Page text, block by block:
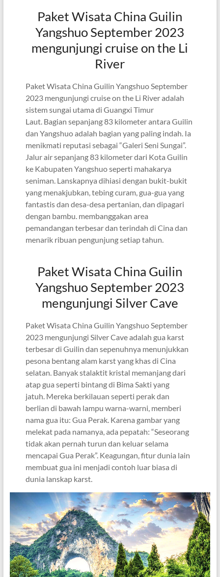
Paket Wisata China Guilin
Yangshuo September 2023
mengunjungi cruise on the Li
River
Paket Wisata China Guilin Yangshuo September
2023 mengunjungi cruise on the Li River adalah
sistem sungai utama di Guangxi Timur
Laut. Bagian sepanjang 83 kilometer antara Guilin
dan Yangshuo adalah bagian yang paling indah. Ia
menikmati reputasi sebagai “Galeri Seni Sungai”.
Jalur air sepanjang 83 kilometer dari Kota Guilin
ke Kabupaten Yangshuo seperti mahakarya
seniman. Lanskapnya dihiasi dengan bukit-bukit
yang menakjubkan, tebing curam, gua-gua yang
fantastis dan desa-desa pertanian, dan dipagari
dengan bambu. membanggakan area
pemandangan terbesar dan terindah di Cina dan
menarik ribuan pengunjung setiap tahun.
Paket Wisata China Guilin
Yangshuo September 2023
mengunjungi Silver Cave
Paket Wisata China Guilin Yangshuo September
2023 mengunjungi Silver Cave adalah gua karst
terbesar di Guilin dan sepenuhnya menunjukkan
pesona bentang alam karst yang khas di Cina
selatan. Banyak stalaktit kristal memanjang dari
atap gua seperti bintang di Bima Sakti yang
jatuh. Mereka berkilauan seperti perak dan
berlian di bawah lampu warna-warni, memberi
nama gua itu: Gua Perak. Karena gambar yang
melekat pada namanya, ada pepatah: “Seseorang
tidak akan pernah turun dan keluar selama
mencapai Gua Perak”. Keagungan, fitur dunia lain
membuat gua ini menjadi contoh luar biasa di
dunia lanskap karst.